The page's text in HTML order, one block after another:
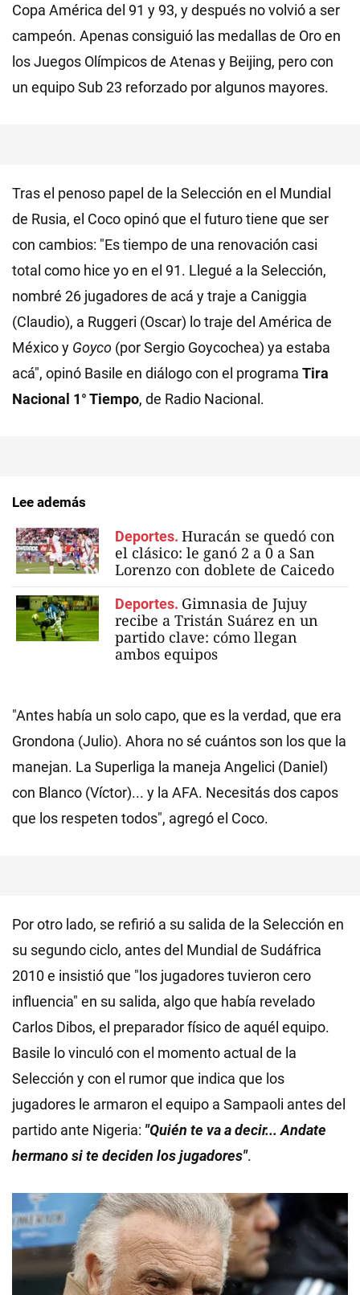
Copa América del 91 y 93, y después no volvió a ser
campeón. Apenas consiguió las medallas de Oro en
los Juegos Olímpicos de Atenas y Beijing, pero con
un equipo Sub 23 reforzado por algunos mayores.
Tras el penoso papel de la Selección en el Mundial
de Rusia, el Coco opinó que el futuro tiene que ser
con cambios: "Es tiempo de una renovación casi
total como hice yo en el 91. Llegué a la Selección,
nombré 26 jugadores de acá y traje a Caniggia
(Claudio), a Ruggeri (Oscar) lo traje del América de
México y Goyco (por Sergio Goycochea) ya estaba
acá", opinó Basile en diálogo con el programa Tira
Nacional 1° Tiempo, de Radio Nacional.
Lee además
Deportes. Huracán se quedó con
el clásico: le ganó 2 a 0 a San
Lorenzo con doblete de Caicedo
Deportes. Gimnasia de Jujuy
recibe a Tristán Suárez en un
partido clave: cómo llegan
ambos equipos
"Antes había un solo capo, que es la verdad, que era
Grondona (Julio). Ahora no sé cuántos son los que la
manejan. La Superliga la maneja Angelici (Daniel)
con Blanco (Víctor)... y la AFA. Necesitás dos capos
que los respeten todos", agregó el Coco.
Por otro lado, se refirió a su salida de la Selección en
su segundo ciclo, antes del Mundial de Sudáfrica
2010 e insistió que "los jugadores tuvieron cero
influencia" en su salida, algo que había revelado
Carlos Dibos, el preparador físico de aquél equipo.
Basile lo vinculó con el momento actual de la
Selección y con el rumor que indica que los
jugadores le armaron el equipo a Sampaoli antes del
partido ante Nigeria: "Quién te va a decir... Andate
hermano si te deciden los jugadores".